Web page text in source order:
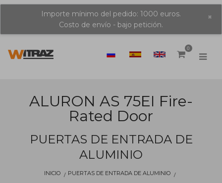
Importe mínimo del pedido: 1000 euros.
Costo de envío - bajo petición.
×
0
ALURON AS 75EI Fire-
Rated Door
PUERTAS DE ENTRADA DE
ALUMINIO
INICIO
PUERTAS DE ENTRADA DE ALUMINIO